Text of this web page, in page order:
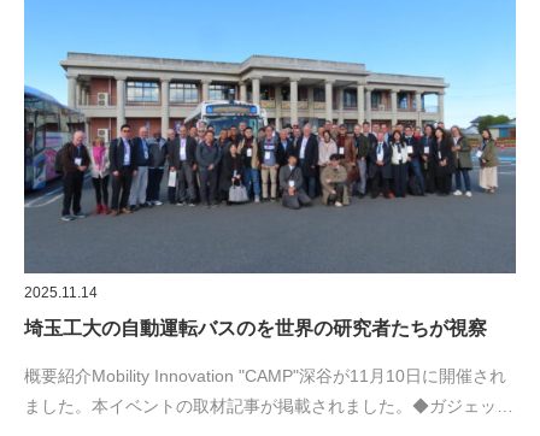
2025.11.14
埼玉工大の自動運転バスのを世界の研究者たちが視察
概要紹介Mobility Innovation "CAMP"深谷が11月10日に開催され
ました。本イベントの取材記事が掲載されました。◆ガジェッ…